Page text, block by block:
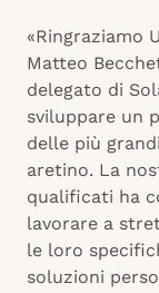
«Ringraziamo
Matteo
delegato di
sviluppare un
delle più
aretino. La
qualificati ha
lavorare a
le loro
soluzioni